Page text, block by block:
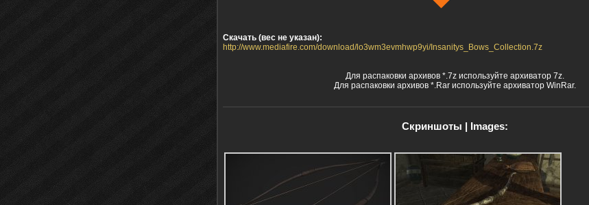
Скачать (вес не указан):
http://www.mediafire.com/download/lo3wm3evmhwp9yi/Insanitys_Bows_Collection.7z
Для распаковки архивов *.7z используйте архиватор 7z.
Для распаковки архивов *.Rar используйте архиватор WinRar.
Скриншоты | Images: